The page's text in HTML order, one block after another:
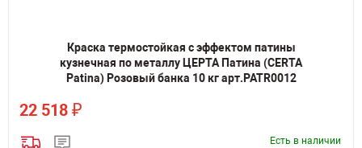
Краска термостойкая с эффектом патины
кузнечная по металлу ЦЕРТА Патина (CERTA
Patina) Розовый банка 10 кг арт.PATR0012
22 518 ₽
Есть в наличии